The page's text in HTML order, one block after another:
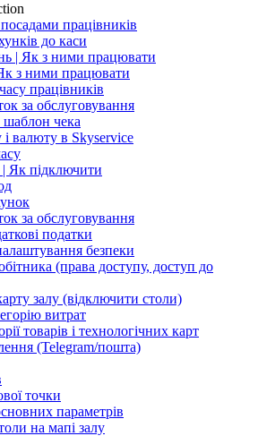
працівників
до каси
| Як з ними працювати
з ними працювати
працівників
за обслуговування
чека
валюту в Skyservice
Як підключити
за обслуговування
податки
безпеки
(права доступу, доступ до
залу (відключити столи)
витрат
товарів і технологічних карт
(Telegram/пошта)
точки
параметрів
на мапі залу